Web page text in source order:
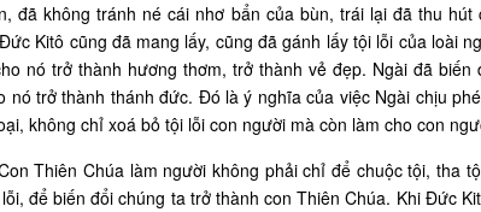
đã không tránh né cái nhơ bẩn của bùn, trái lại đã thu
Kitô cũng đã mang lấy, cũng đã gánh lấy tội lỗi của loài
nó trở thành hương thơm, trở thành vẻ đẹp. Ngài đã
nó trở thành thánh đức. Đó là ý nghĩa của việc Ngài chịu
không chỉ xoá bỏ tội lỗi con người mà còn làm cho con
Thiên Chúa làm người không phải chỉ để chuộc tội, tha
để biến đổi chúng ta trở thành con Thiên Chúa. Khi Đức